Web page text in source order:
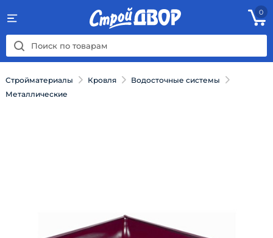
0
Стройматериалы Кровля
Водосточные системы
Металлические